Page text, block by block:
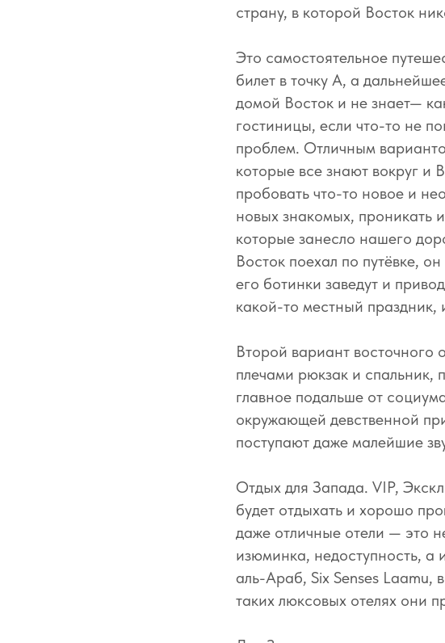
страну, в которой Восток
Это самостоятельное
билет в точку А, а
домой Восток и не знает—
гостиницы, если что-то не
проблем. Отличным
которые все знают вокруг и
пробовать что-то новое и
новых знакомых, проникать
которые занесло нашего
Восток поехал по путёвке,
его ботинки заведут и
какой-то местный праздник,
Второй вариант восточного
плечами рюкзак и спальник,
главное подальше от
окружающей девственной
поступают даже малейшие
Отдых для Запада. VIP,
будет отдыхать и хорошо
даже отличные отели — это
изюминка, недоступность,
аль-Араб, Six Senses Laamu,
таких люксовых отелях они